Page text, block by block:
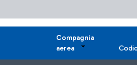
Compagnia
aerea